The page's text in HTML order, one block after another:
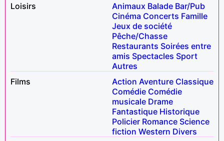
Loisirs
Animaux Balade Bar/Pub
Cinéma Concerts Famille
Jeux de société
Pêche/Chasse
Restaurants Soirées entre
amis Spectacles Sport
Autres
Films
Action Aventure Classique
Comédie Comédie
musicale Drame
Fantastique Historique
Policier Romance Science
fiction Western Divers